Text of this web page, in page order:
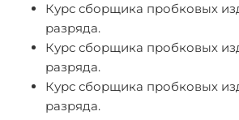
Курс сборщика пробковых
разряда.
Курс сборщика пробковых
разряда.
Курс сборщика пробковых
разряда.